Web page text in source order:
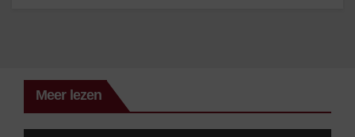
Meer lezen